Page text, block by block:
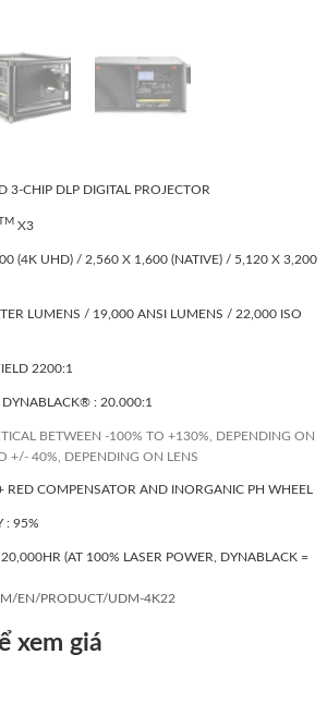
3-CHIP DLP DIGITAL PROJECTOR
X3
(4K UHD) / 2,560 X 1,600 (NATIVE) / 5,120 X 3,200
LUMENS / 19,000 ANSI LUMENS / 22,000 ISO
2200:1
: 20.000:1
BETWEEN -100% TO +130%, DEPENDING ON
+/- 40%, DEPENDING ON LENS
RED COMPENSATOR AND INORGANIC PH WHEEL
: 95%
20,000HR (AT 100% LASER POWER, DYNABLACK =
EN/PRODUCT/UDM-4K22
xem giá